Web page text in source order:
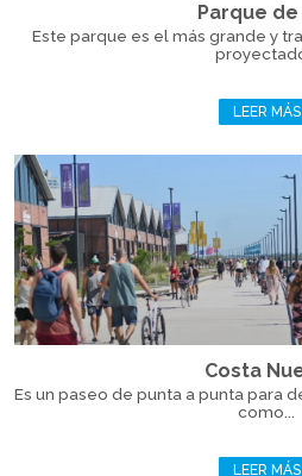
Parque de
Este parque es el más grande y
LEER MÁS
Costa
Es un paseo de punta a punta para
como...
LEER MÁS